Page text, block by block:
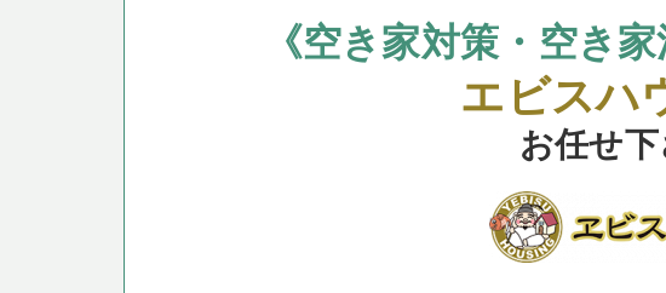
《空き家対策・空き家
エビスハ
お任せ下